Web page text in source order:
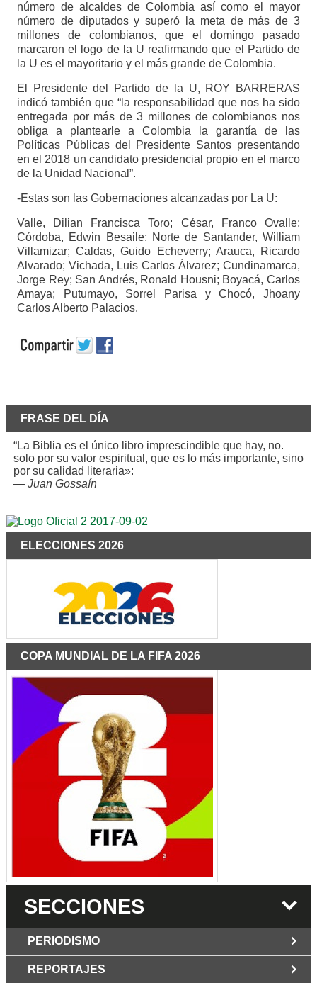
número de alcaldes de Colombia así como el mayor
número de diputados y superó la meta de más de 3
millones de colombianos, que el domingo pasado
marcaron el logo de la U reafirmando que el Partido de
la U es el mayoritario y el más grande de Colombia.
El Presidente del Partido de la U, ROY BARRERAS
indicó también que “la responsabilidad que nos ha sido
entregada por más de 3 millones de colombianos nos
obliga a plantearle a Colombia la garantía de las
Políticas Públicas del Presidente Santos presentando
en el 2018 un candidato presidencial propio en el marco
de la Unidad Nacional”.
-Estas son las Gobernaciones alcanzadas por La U:
Valle, Dilian Francisca Toro; César, Franco Ovalle;
Córdoba, Edwin Besaile; Norte de Santander, William
Villamizar; Caldas, Guido Echeverry; Arauca, Ricardo
Alvarado; Vichada, Luis Carlos Álvarez; Cundinamarca,
Jorge Rey; San Andrés, Ronald Housni; Boyacá, Carlos
Amaya; Putumayo, Sorrel Parisa y Chocó, Jhoany
Carlos Alberto Palacios.
FRASE DEL DÍA
“La Biblia es el único libro imprescindible que hay, no.
solo por su valor espiritual, que es lo más importante, sino
por su calidad literaria»:
— Juan Gossaín
ELECCIONES 2026
COPA MUNDIAL DE LA FIFA 2026
SECCIONES
PERIODISMO
REPORTAJES